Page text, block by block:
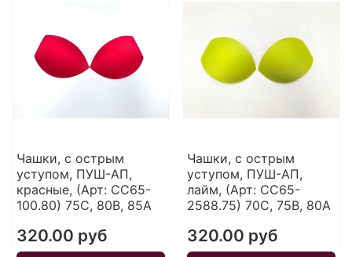
Чашки, с острым
уступом, ПУШ-АП,
красные, (Арт: CC65-
100.80) 75С, 80В, 85А
320.00 руб
Чашки, с острым
уступом, ПУШ-АП,
лайм, (Арт: CC65-
2588.75) 70С, 75В, 80А
320.00 руб